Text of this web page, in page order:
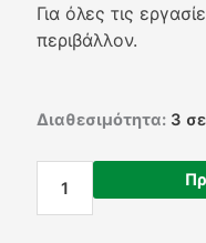
Για όλες τις
περιβάλλον.
Διαθεσιμότητα: 3
Γάντια